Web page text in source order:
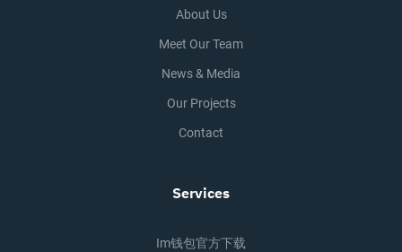
About Us
Meet Our Team
News & Media
Our Projects
Contact
Services
Im钱包官方下载